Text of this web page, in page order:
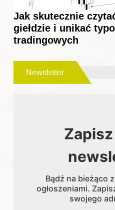
Jak skutecznie
giełdzie i unikać
tradingowych
Newsletter
Bądź na bieżąco
ogłoszeniami.
swojego